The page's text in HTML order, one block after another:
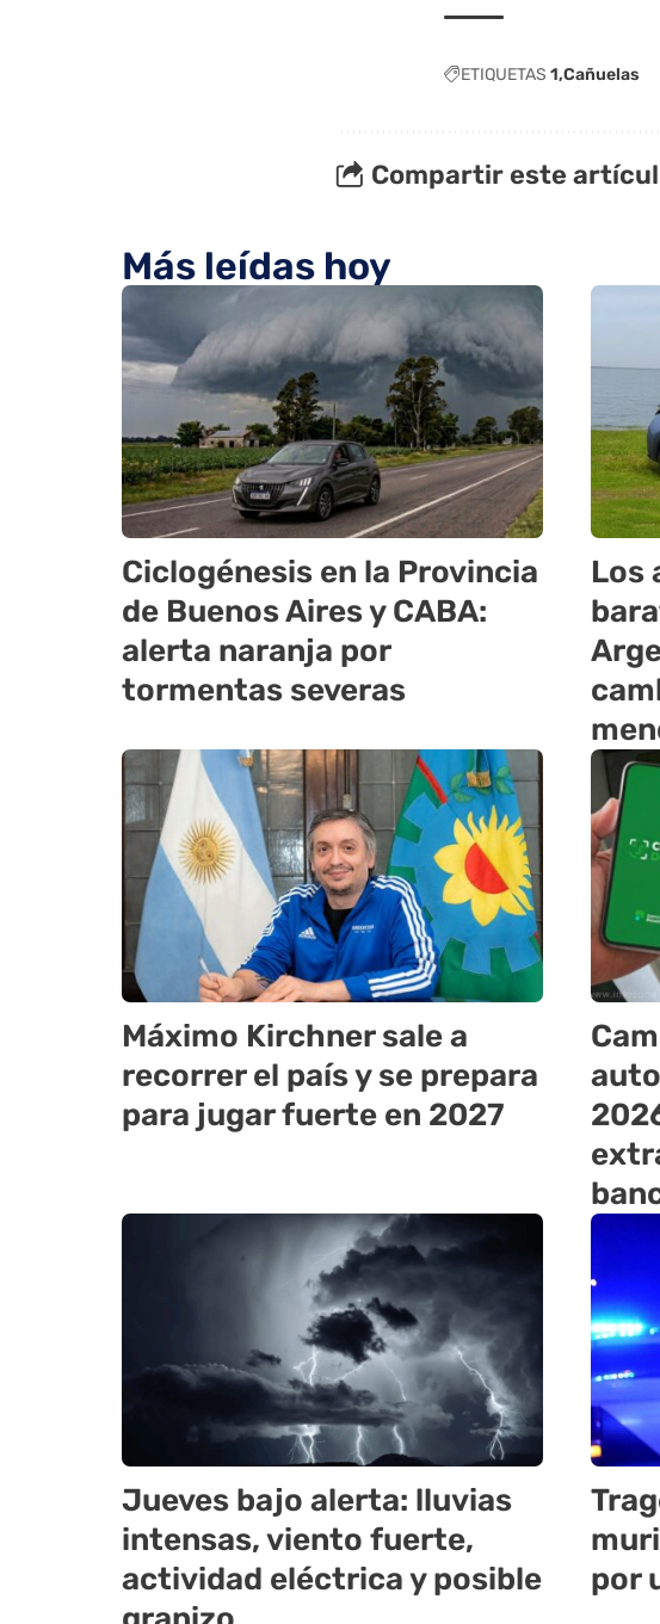
ETIQUETAS 1 Cañuelas
Compartir este
Más leídas hoy
Ciclogénesis en la Provincia
de Buenos Aires y CABA:
alerta naranja por
tormentas severas
Los
Máximo Kirchner sale a
recorrer el país y se prepara
para jugar fuerte en 2027
Jueves bajo alerta: lluvias
intensas, viento fuerte,
actividad eléctrica y posible
por